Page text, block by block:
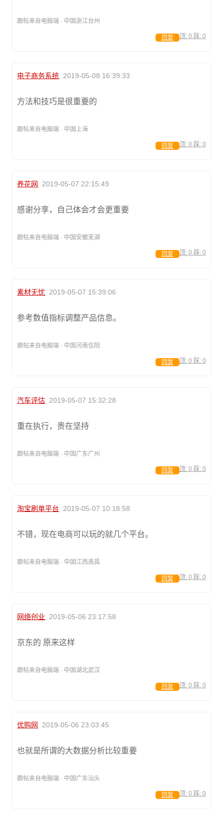
跟帖来自电脑端 · 中国浙江台州
顶: 0 踩: 0
回复
电子商务系统 2019-05-08 16:39:33
方法和技巧是很重要的
跟帖来自电脑端 · 中国上海
顶: 0 踩: 0
回复
养花网 2019-05-07 22:15:49
感谢分享，自己体会才会更重要
跟帖来自电脑端 · 中国安徽芜湖
顶: 0 踩: 0
回复
素材无忧 2019-05-07 15:39:06
参考数值指标调整产品信息。
跟帖来自电脑端 · 中国河南信阳
顶: 0 踩: 0
回复
汽车评估 2019-05-07 15:32:28
重在执行，贵在坚持
跟帖来自电脑端 · 中国广东广州
顶: 0 踩: 0
回复
淘宝刷单平台 2019-05-07 10:18:58
不错，现在电商可以玩的就几个平台。
跟帖来自电脑端 · 中国江西南昌
顶: 0 踩: 0
回复
网络创业 2019-05-06 23:17:58
京东的 原来这样
跟帖来自电脑端 · 中国湖北武汉
顶: 0 踩: 0
回复
优购网 2019-05-06 23:03:45
也就是所谓的大数据分析比较重要
跟帖来自电脑端 · 中国广东汕头
顶: 0 踩: 0
回复